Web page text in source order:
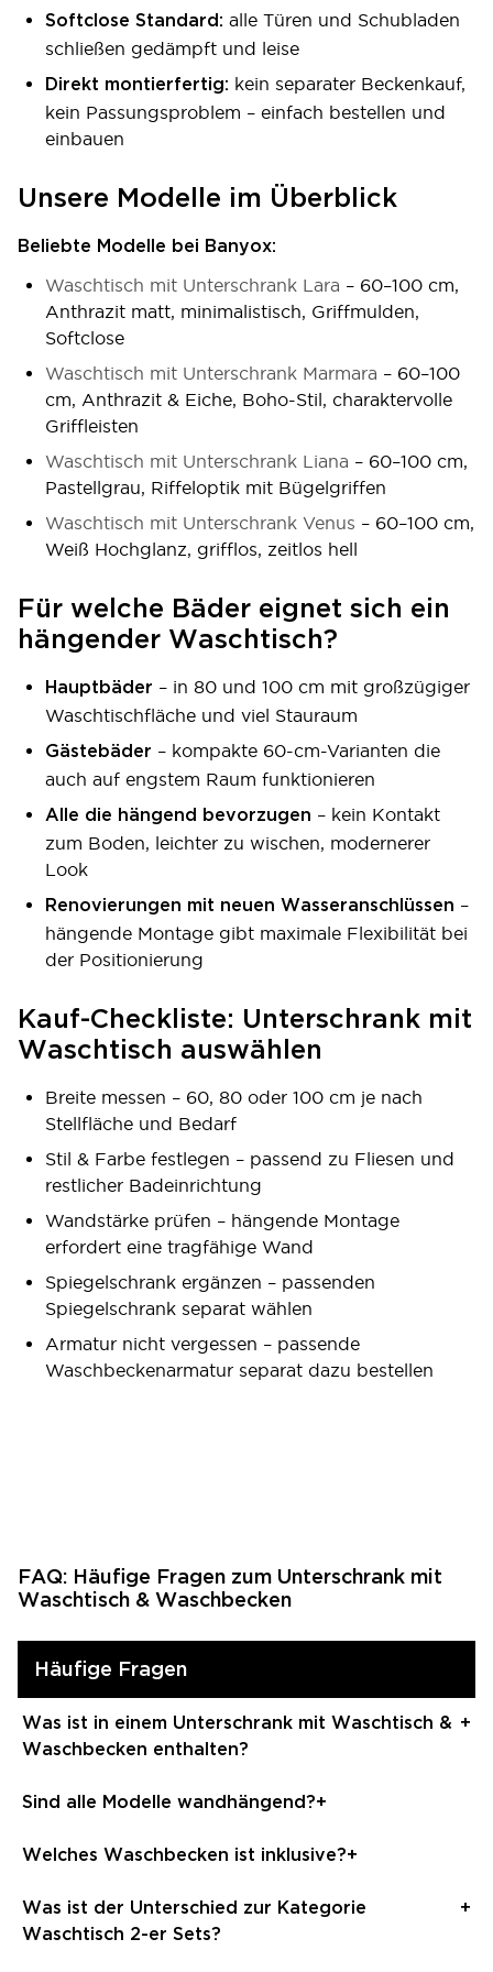
Softclose Standard: alle Türen und Schubladen
schließen gedämpft und leise
Direkt montierfertig: kein separater Beckenkauf,
kein Passungsproblem – einfach bestellen und
einbauen
Unsere Modelle im Überblick
Beliebte Modelle bei Banyox:
Waschtisch mit Unterschrank Lara – 60–100 cm,
Anthrazit matt, minimalistisch, Griffmulden,
Softclose
Waschtisch mit Unterschrank Marmara – 60–100
cm, Anthrazit & Eiche, Boho-Stil, charaktervolle
Griffleisten
Waschtisch mit Unterschrank Liana – 60–100 cm,
Pastellgrau, Riffeloptik mit Bügelgriffen
Waschtisch mit Unterschrank Venus – 60–100 cm,
Weiß Hochglanz, grifflos, zeitlos hell
Für welche Bäder eignet sich ein
hängender Waschtisch?
Hauptbäder – in 80 und 100 cm mit großzügiger
Waschtischfläche und viel Stauraum
Gästebäder – kompakte 60-cm-Varianten die
auch auf engstem Raum funktionieren
Alle die hängend bevorzugen – kein Kontakt
zum Boden, leichter zu wischen, modernerer
Look
Renovierungen mit neuen Wasseranschlüssen –
hängende Montage gibt maximale Flexibilität bei
der Positionierung
Kauf-Checkliste: Unterschrank mit
Waschtisch auswählen
Breite messen – 60, 80 oder 100 cm je nach
Stellfläche und Bedarf
Stil & Farbe festlegen – passend zu Fliesen und
restlicher Badeinrichtung
Wandstärke prüfen – hängende Montage
erfordert eine tragfähige Wand
Spiegelschrank ergänzen – passenden
Spiegelschrank separat wählen
Armatur nicht vergessen – passende
Waschbeckenarmatur separat dazu bestellen
FAQ: Häufige Fragen zum Unterschrank mit
Waschtisch & Waschbecken
Häufige Fragen
Was ist in einem Unterschrank mit Waschtisch &
Waschbecken enthalten?
+
Im Lieferumfang enthalten sind der hängende
Badunterschrank und das passende
Einbauwaschbecken aus Keramik – aufeinander
Armatur sind nicht enthalten.
Sind alle Modelle wandhängend?+
Ja, alle Modelle in dieser Kategorie sind hängend
schau dir unsere Steh-Badmöbel Sets an.
Welches Waschbecken ist inklusive?+
Die meisten Modelle kommen mit dem
Einbauwaschbecken Sky in der passenden Breite –
Was ist der Unterschied zur Kategorie
Waschtisch 2-er Sets?
+